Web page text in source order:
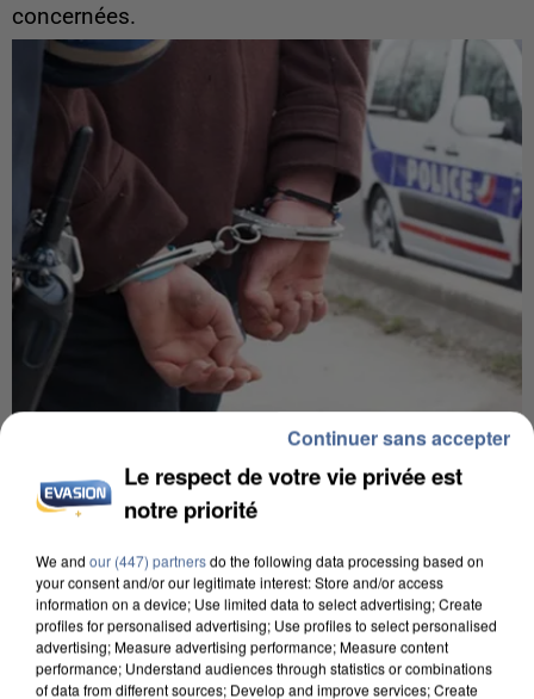
concernées.
Un second cadre de la DZ Mafia interpellé en
Algérie
quelques jours plus tôt.
Le respect de votre vie privée est
notre priorité
We and our (447) partnersdo the following data processing based on
your consent and/or our legitimate interest: Store and/or access
information on a device; Use limited data to select advertising; Create
profiles for personalised advertising; Use profiles to select personalised
advertising; Measure advertising performance; Measure content
performance; Understand audiences through statistics or combinations
of data from different sources; Develop and improve services; Create
Continuer sans accepter